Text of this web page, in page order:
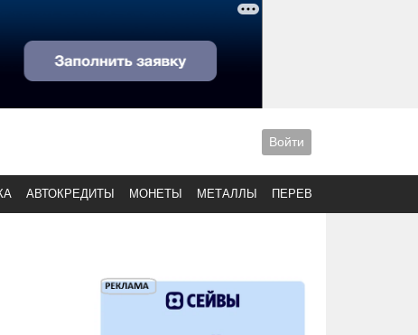
Войти
АВТОКРЕДИТЫ МОНЕТЫ МЕТАЛЛЫ ПЕРЕВОДЫ